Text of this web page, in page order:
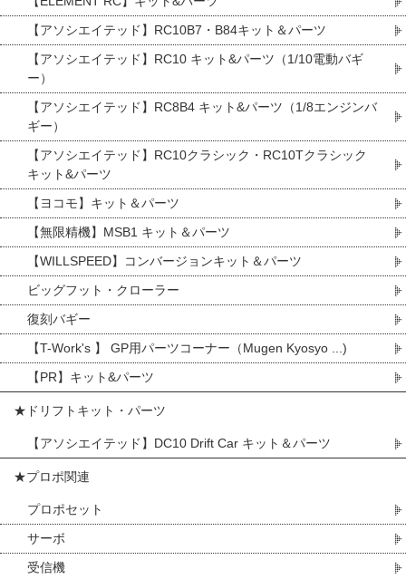
【アソシエイテッド】RC10B7・B84キット＆パーツ
【アソシエイテッド】RC10 キット&パーツ（1/10電動バギ
ー）
【アソシエイテッド】RC8B4 キット&パーツ（1/8エンジンバ
ギー）
【アソシエイテッド】RC10クラシック・RC10Tクラシック
キット&パーツ
【ヨコモ】キット＆パーツ
【無限精機】MSB1 キット＆パーツ
【WILLSPEED】コンバージョンキット＆パーツ
ビッグフット・クローラー
復刻バギー
【T-Work's 】 GP用パーツコーナー（Mugen Kyosyo ...)
【PR】キット&パーツ
★ドリフトキット・パーツ
【アソシエイテッド】DC10 Drift Car キット＆パーツ
★プロポ関連
プロポセット
サーボ
受信機